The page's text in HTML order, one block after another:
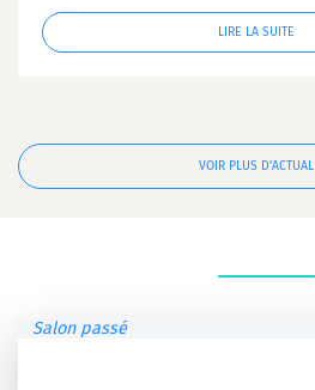
LIRE LA SUITE
VOIR PLUS
Salon passé